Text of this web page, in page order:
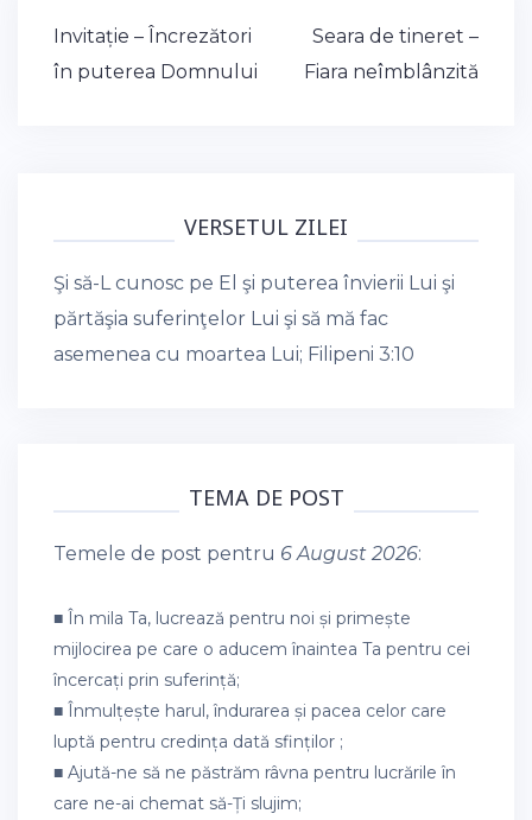
Post
navigation
Invitație – Încrezători
în puterea Domnului
Seara de tineret –
Fiara neîmblânzită
VERSETUL ZILEI
Şi să-L cunosc pe El şi puterea învierii Lui şi
părtăşia suferinţelor Lui şi să mă fac
asemenea cu moartea Lui; Filipeni 3:10
TEMA DE POST
Temele de post pentru 6 August 2026:
■ În mila Ta, lucrează pentru noi și primește
mijlocirea pe care o aducem înaintea Ta pentru cei
încercați prin suferință;
■ Înmulțește harul, îndurarea și pacea celor care
luptă pentru credința dată sfinților ;
■ Ajută-ne să ne păstrăm râvna pentru lucrările în
care ne-ai chemat să-Ți slujim;